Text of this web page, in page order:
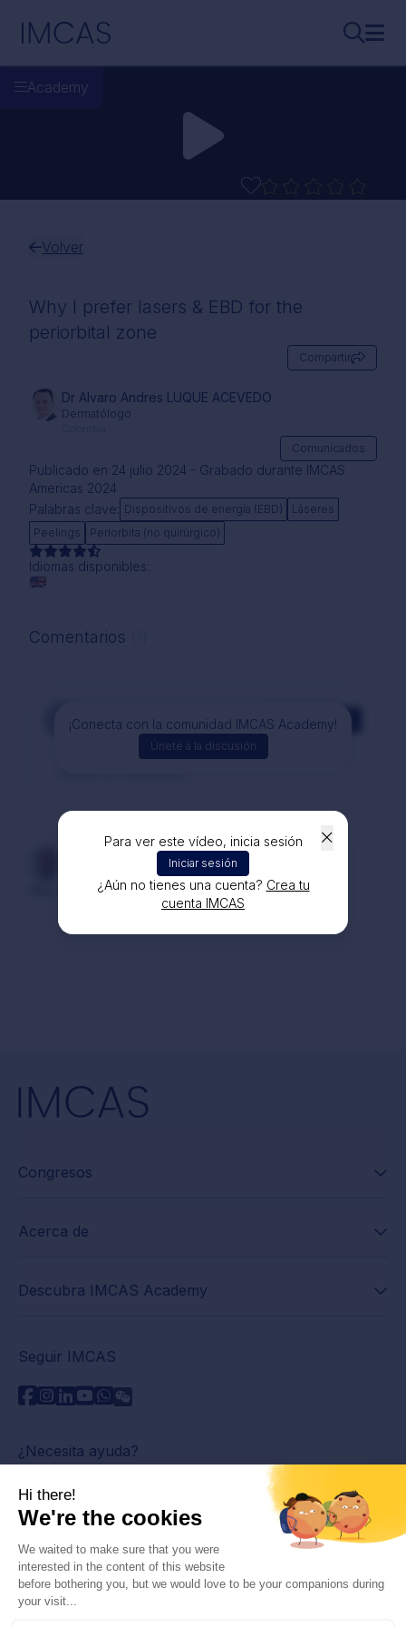
IMCAS
Academy
Para ver este vídeo, inicia sesión
Iniciar sesión
¿Aún no tienes una cuenta? Crea tu
cuenta IMCAS
Volver
Why I prefer lasers & EBD for the
periorbital zone
Compartir
Dr Alvaro Andres LUQUE ACEVEDO
Dermatólogo
Comunicados
Publicado en 24 julio 2024 - Grabado durante IMCAS
Americas 2024
Palabras clave: Dispositivos de energía (EBD)
Láseres
Peelings
Periorbita (no quirúrgico)
Idiomas disponibles:
Comentarios
¡Conecta con la comunidad IMCAS Academy!
Únete a la discusión
Comentarios
Dr Nir SHOHAM HAZONhace 9 meses
Was not in English.
Congresos
Acerca de
Descubra IMCAS Academy
Seguir IMCAS
¿Necesita ayuda?
Contáctenos
Leer preguntas frecuentes
Política de privacidad
Información legal